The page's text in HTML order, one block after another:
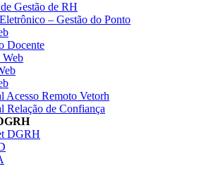
Gestão de RH
– Gestão do Ponto
Docente
Web
Acesso Remoto Vetorh
Relação de Confiança
DGRH